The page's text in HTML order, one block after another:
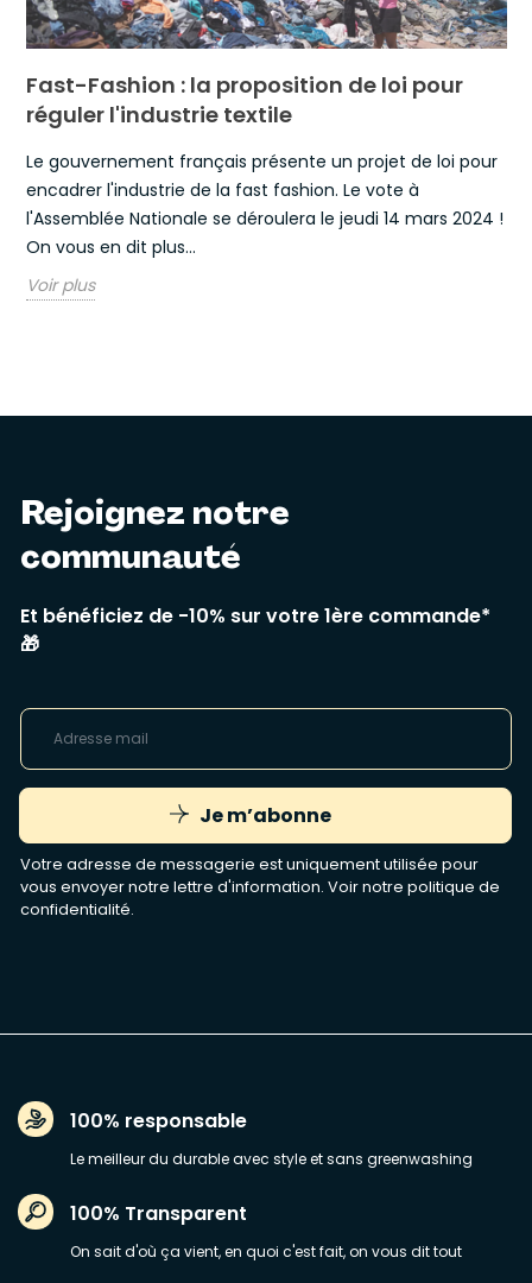
Fast-Fashion : la proposition de loi pour
réguler l'industrie textile
Le gouvernement français présente un projet de loi pour
encadrer l'industrie de la fast fashion. Le vote à
l'Assemblée Nationale se déroulera le jeudi 14 mars 2024 !
On vous en dit plus...
Voir plus
Rejoignez notre
communauté
Et bénéficiez de -10% sur votre 1ère commande*
🎁
Je m’abonne
Votre adresse de messagerie est uniquement utilisée pour
vous envoyer notre lettre d'information. Voir notre politique de
confidentialité.
100% responsable
Le meilleur du durable avec style et sans greenwashing
100% Transparent
On sait d'où ça vient, en quoi c'est fait, on vous dit tout